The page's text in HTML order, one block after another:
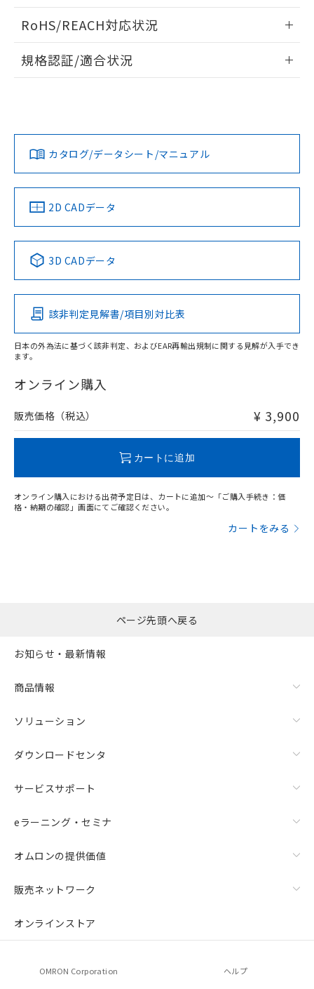
ドすることができます。
ログイン/会員登録
ダウンロードデータをご利用いただく前に、以下を必ずお読
みください。
ソフトウェアの使用条件
RoHS/REACH対応状況
EU RoHS 注意事項・凡例
対応済み
中国 RoHS 注意事項・凡例
Pb Hg Cd Cr(VI)
O
在庫等で未対応品が混在する可能性があります。
問い合わせください。
規格認証/適合状況
カタログ/データシート/マニュアル
2D CADデータ
3D CADデータ
該非判定見解書/項目別対比表
日本の外為法に基づく該非判定、およびEAR再輸出規制に関する見解が入手でき
ます。
オンライン購入
販売価格（税込） ¥ 3,900
カートに追加
オンライン購入における出荷予定日は、カートに追加～「ご購入手続き：価
格・納期の確認」画面にてご確認ください。
カートをみる
ページ先頭へ戻る
お知らせ・最新情報
商品情報
ソリューション
ダウンロードセンタ
サービスサポート
eラーニング・セミナ
オムロンの提供価値
販売ネットワーク
オンラインストア
OMRON Corporation ヘルプ